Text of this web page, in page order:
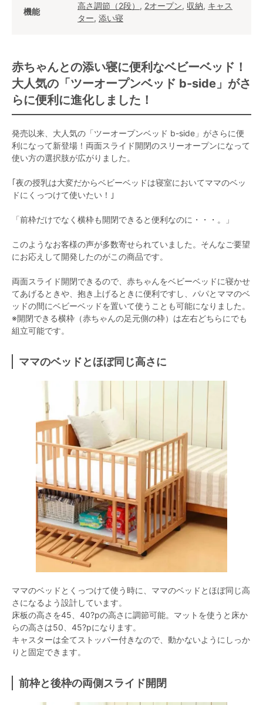
機能
高さ調節（2段） , 2オープン, 収納, キャス
ター, 添い寝
赤ちゃんとの添い寝に便利なベビーベッド！
大人気の「ツーオープンベッド b-side」がさ
らに便利に進化しました！
発売以来、大人気の「ツーオープンベッド b-side」がさらに便
利になって新登場！両面スライド開閉のスリーオープンになって
使い方の選択肢が広がりました。
｢夜の授乳は大変だからベビーベッドは寝室においてママのベッ
ドにくっつけて使いたい！｣
「前枠だけでなく横枠も開閉できると便利なのに・・・。」
このようなお客様の声が多数寄せられていました。そんなご要望
にお応えして開発したのがこの商品です。
両面スライド開閉できるので、赤ちゃんをベビーベッドに寝かせ
てあげるときや、抱き上げるときに便利ですし、パパとママのベ
ッドの間にベビーベッドを置いて使うことも可能になりました。
※開閉できる横枠（赤ちゃんの足元側の枠）は左右どちらにでも
組立可能です。
ママのベッドとほぼ同じ高さに
ママのベッドとくっつけて使う時に、ママのベッドとほぼ同じ高
さになるよう設計しています。
床板の高さを45、40?pの高さに調節可能。マットを使うと床か
らの高さは50、45?pになります。
キャスターは全てストッパー付きなので、動かないようにしっか
りと固定できます。
前枠と後枠の両側スライド開閉